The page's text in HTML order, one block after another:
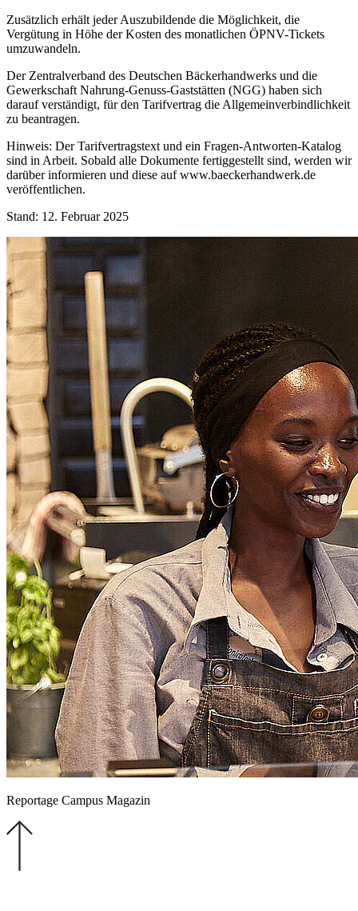
Zusätzlich erhält jeder Auszubildende die Möglichkeit, die
Vergütung in Höhe der Kosten des monatlichen ÖPNV-Tickets
umzuwandeln.
Der Zentralverband des Deutschen Bäckerhandwerks und die
Gewerkschaft Nahrung-Genuss-Gaststätten (NGG) haben sich
darauf verständigt, für den Tarifvertrag die Allgemeinverbindlichkeit
zu beantragen.
Hinweis: Der Tarifvertragstext und ein Fragen-Antworten-Katalog
sind in Arbeit. Sobald alle Dokumente fertiggestellt sind, werden wir
darüber informieren und diese auf www.baeckerhandwerk.de
veröffentlichen.
Stand: 12. Februar 2025
Reportage Campus Magazin